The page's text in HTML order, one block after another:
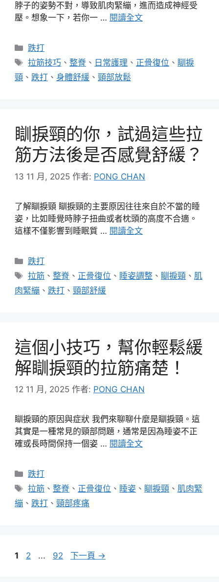
脖子的姿勢不對，導致肌肉緊繃，進而造成神經受
壓。想象一下，若你一 … 閱讀全文
分
類
跌打
標
籤
拉筋技巧 、整脊 、 日常護理 、 正骨復位 、 瞓捩
頸 、 跌打 、 身體舒緩 、 頸部放鬆
瞓捩頸的你，試過這些拉
筋方法後是否感覺舒緩？
13 11 月, 2025 作者: PONG CHAN
了解瞓捩頸 瞓捩頸的主要原因往往來自於不當的睡
姿，比如睡覺時脖子扭曲或者枕頭的高度不合適。
這樣不僅影響到睡眠質 … 閱讀全文
分
類
跌打
標
籤
拉筋 、整脊 、 正骨復位 、 睡姿調整 、 瞓捩頸 、 肌
肉緊繃 、 跌打 、 頸部舒緩
這個小技巧，幫你輕鬆緩
解瞓捩頸的拉筋痛楚！
12 11 月, 2025 作者: PONG CHAN
瞓捩頸的原因與症狀 我們來聊聊什麼是瞓捩頸。這
其實是一種常見的頸部問題，通常是因為睡姿不正
確或長時間保持一個姿 … 閱讀全文
分
類
跌打
標
籤
拉筋 、整脊 、 正骨復位 、 睡姿 、 瞓捩頸 、 肌肉緊
繃 、 跌打 、 頸部疼痛
頁
1
頁
2 ...
頁
92 下一頁 →